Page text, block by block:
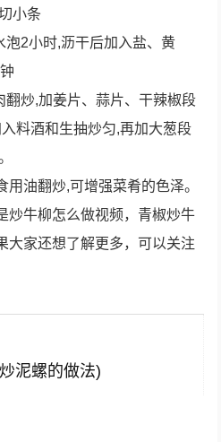
小条
泡2小时,沥干后加入盐、黄
翻炒,加姜片、蒜片、干辣椒段
料酒和生抽炒匀,再加大葱段
用油翻炒,可增强菜肴的色泽。
炒牛柳怎么做视频，青椒炒牛
大家还想了解更多，可以关注
泥螺的做法)